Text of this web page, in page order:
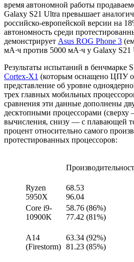
время автономной работы
Galaxy S21 Ultra превышает
российско-европейской версии на
автономность среди
демонстрирует Asus ROG Phone 3
мА∙ч против 5000 мА∙ч у Galaxy
Результаты испытаний в бенчмарке
Cortex-X1 (которым оснащено ЦПУ
представление об уровне
трех главных мобильных
сравнения эти данные дополнены
десктопными процессорами
вычисления, снизу — с плавающей
процент относительно самого
протестированных процессоров:
Ryzen
5950X
68.53
96.04
Core i9-
10900K
58.76 (86%)
77.42 (81%)
A14
(Firestorm)
63.34 (92%)
81.23 (85%)